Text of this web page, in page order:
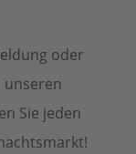
oder
unseren
Sie jeden